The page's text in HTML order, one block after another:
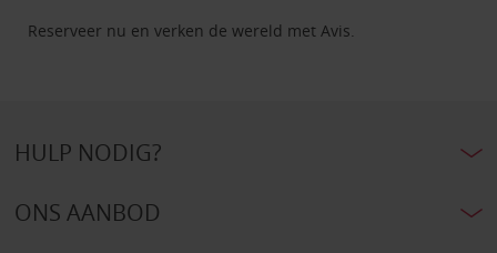
Reserveer nu en verken de wereld met Avis.
HULP NODIG?
ONS AANBOD